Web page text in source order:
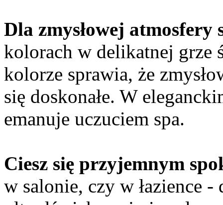
Dla zmysłowej atmosfery
kolorach w delikatnej grze
kolorze sprawia, że
się doskonałe. W
emanuje uczuciem spa.
Ciesz się przyjemnym
w salonie, czy w łazience